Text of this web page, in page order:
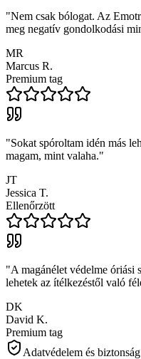
"Nem csak bólogat. Az
meg negatív gondolkodási
MR
Marcus R.
Premium tag
"Sokat spóroltam idén más
magam, mint valaha."
JT
Jessica T.
Ellenőrzött
"A magánélet védelme óriási
lehetek az ítélkezéstől való
DK
David K.
Premium tag
Adatvédelem és biztonság